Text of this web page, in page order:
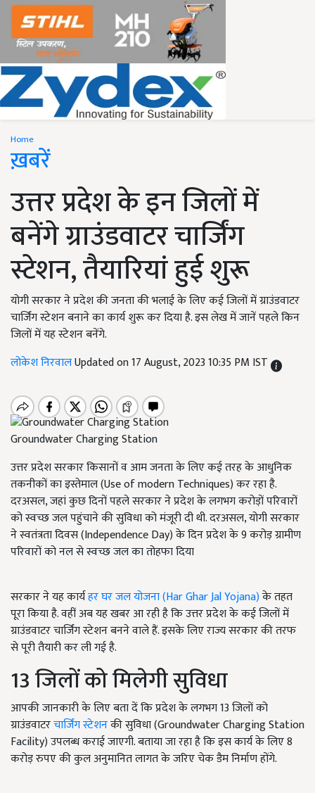
Home
ख़बरें
उत्तर प्रदेश के इन जिलों में
बनेंगे ग्राउंडवाटर चार्जिंग
स्टेशन, तैयारियां हुई शुरू
योगी सरकार ने प्रदेश की जनता की भलाई के लिए कई जिलों में ग्राउंडवाटर
चार्जिंग स्टेशन बनाने का कार्य शुरू कर दिया है. इस लेख में जानें पहले किन
जिलों में यह स्टेशन बनेंगे.
लोकेश निरवालUpdated on 17 August, 2023 10:35 PM IST
Groundwater Charging Station
उत्तर प्रदेश सरकार किसानों व आम जनता के लिए कई तरह के आधुनिक
तकनीकों का इस्तेमाल (Use of modern Techniques) कर रहा है.
दरअसल, जहां कुछ दिनों पहले सरकार ने प्रदेश के लगभग करोड़ों परिवारों
को स्वच्छ जल पहुंचाने की सुविधा को मंजूरी दी थी. दरअसल, योगी सरकार
ने स्वतंत्रता दिवस (Independence Day) के दिन प्रदेश के 9 करोड़ ग्रामीण
परिवारों को नल से स्वच्छ जल का तोहफा दिया
सरकार ने यह कार्यहर घर जल योजना (Har Ghar Jal Yojana)के तहत
पूरा किया है. वहीं अब यह खबर आ रही है कि उत्तर प्रदेश के कई जिलों में
ग्राउंडवाटर चार्जिंग स्टेशन बनने वाले हैं. इसके लिए राज्य सरकार की तरफ
से पूरी तैयारी कर ली गई है.
13 जिलों को मिलेगी सुविधा
आपकी जानकारी के लिए बता दें कि प्रदेश के लगभग 13 जिलों को
ग्राउंडवाटरचार्जिंग स्टेशनकी सुविधा (Groundwater Charging Station
Facility) उपलब्ध कराई जाएगी. बताया जा रहा है कि इस कार्य के लिए 8
करोड़ रुपए की कुल अनुमानित लागत के जरिए चेक डैम निर्माण होंगे.